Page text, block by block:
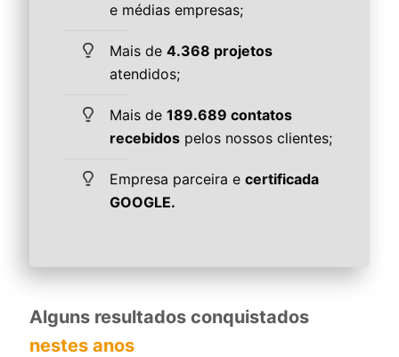
e médias empresas;
Mais de 4.368 projetos
atendidos;
Mais de 189.689 contatos
recebidos pelos nossos clientes;
Empresa parceira e certificada
GOOGLE.
Alguns resultados conquistados
nestes anos